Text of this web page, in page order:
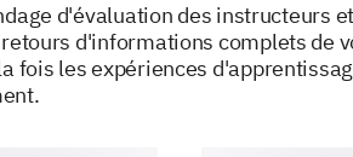
d'évaluation des instructeurs et
d'informations complets de
fois les expériences